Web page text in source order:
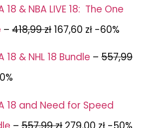
18 & NBA LIVE 18: The One
– 418,99 zł 167,60 zł -60%
18 & NHL 18 Bundle – 557,99
18 and Need for Speed